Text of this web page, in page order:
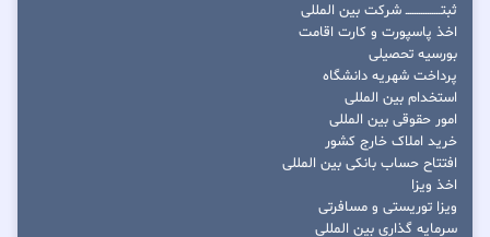
ثبتــــــــــــــــ شرکت بین المللی
اخذ پاسپورت و کارت اقامت
بورسیه تحصیلی
پرداخت شهریه دانشگاه
استخدام بین المللی
امور حقوقی بین المللی
خرید املاک خارج کشور
افتتاح حساب بانکی بین المللی
اخذ ویزا
ویزا توریستی و مسافرتی
سرمایه گذاری بین المللی